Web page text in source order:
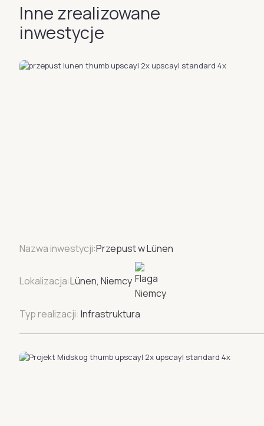
Inne zrealizowane
inwestycje
Nazwa inwestycji:Przepust w Lünen
Lokalizacja:Lünen, Niemcy
Typ realizacji: Infrastruktura